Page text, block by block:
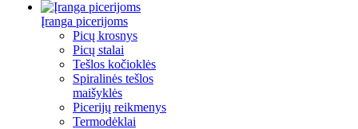
Įranga picerijoms
Picų krosnys
Picų stalai
Tešlos kočioklės
Spiralinės tešlos
maišyklės
Picerijų reikmenys
Termodėklai